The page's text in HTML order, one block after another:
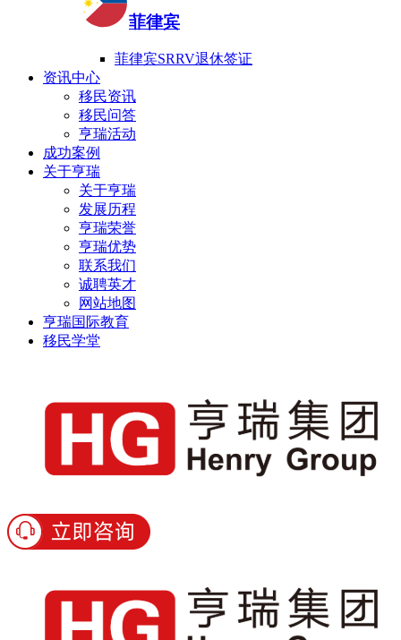
菲律宾
菲律宾SRRV退休签证
资讯中心
移民资讯
移民问答
亨瑞活动
成功案例
关于亨瑞
关于亨瑞
发展历程
亨瑞荣誉
亨瑞优势
联系我们
诚聘英才
网站地图
亨瑞国际教育
移民学堂